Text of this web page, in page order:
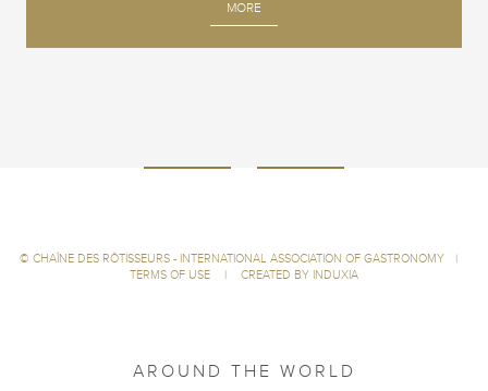
MORE
© CHAÎNE DES RÔTISSEURS - INTERNATIONAL ASSOCIATION OF GASTRONOMY
|
TERMS OF USE
| CREATED BY INDUXIA
AROUND THE WORLD